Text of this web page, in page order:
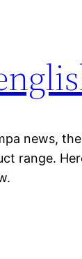
news,
range.